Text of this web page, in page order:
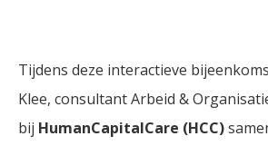
Tijdens deze interactieve
Klee, consultant Arbeid &
bij HumanCapitalCare (HCC)